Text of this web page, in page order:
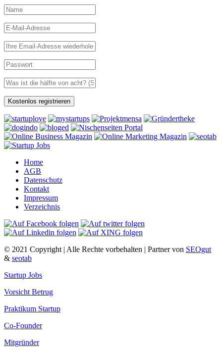
Home
AGB
Datenschutz
Kontakt
Impressum
Verzeichnis
© 2021 Copyright | Alle Rechte vorbehalten | Partner von SEOgut
& seotab
Startup Jobs
Vorsicht Betrug
Praktikum Startup
Co-Founder
Mitgründer